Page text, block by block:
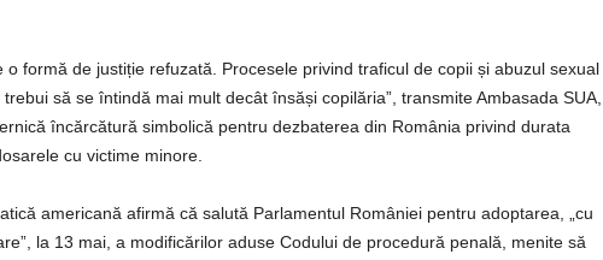
o formă de justiție refuzată. Procesele privind traficul de copii și abuzul sexual
să se întindă mai mult decât însăși copilăria”, transmite Ambasada SUA,
încărcătură simbolică pentru dezbaterea din România privind durata
cu victime minore.
americană afirmă că salută Parlamentul României pentru adoptarea, „cu
la 13 mai, a modificărilor aduse Codului de procedură penală, menite să